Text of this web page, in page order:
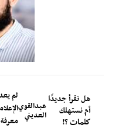
هل نقرأ جديدًا
أم نستهلك
كلمات ؟!
عبدالقوي
العديني
لم